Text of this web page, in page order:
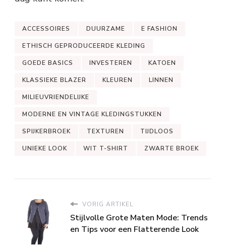
ACCESSOIRES DUURZAME E FASHION
ETHISCH GEPRODUCEERDE KLEDING
GOEDE BASICS INVESTEREN KATOEN
KLASSIEKE BLAZER KLEUREN LINNEN
MILIEUVRIENDELIJKE
MODERNE EN VINTAGE KLEDINGSTUKKEN
SPIJKERBROEK TEXTUREN TIJDLOOS
UNIEKE LOOK WIT T-SHIRT ZWARTE BROEK
VORIG ARTIKEL
Stijlvolle Grote Maten Mode: Trends
en Tips voor een Flatterende Look